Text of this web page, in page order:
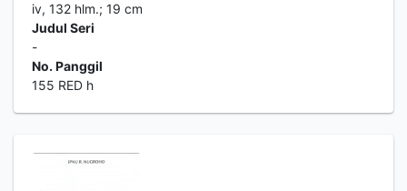
iv, 132 hlm.; 19 cm
Judul Seri
-
No. Panggil
155 RED h